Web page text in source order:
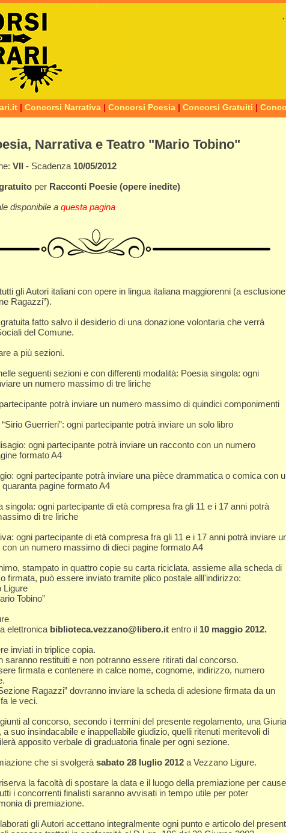
| Concorsi Narrativa | Concorsi Poesia | Concorsi Gratuiti |
Narrativa e Teatro "Mario Tobino"
VII - Scadenza 10/05/2012
per Racconti Poesie (opere inedite)
disponibile a questa pagina
gli Autori italiani con opere in lingua italiana maggiorenni (a esclusione
Ragazzi”).
fatto salvo il desiderio di una donazione volontaria che verrà
del Comune.
a più sezioni.
seguenti sezioni e con differenti modalità: Poesia singola: ogni
un numero massimo di tre liriche
potrà inviare un numero massimo di quindici componimenti
Guerrieri”: ogni partecipante potrà inviare un solo libro
ogni partecipante potrà inviare un racconto con un numero
formato A4
ogni partecipante potrà inviare una pièce drammatica o comica con
pagine formato A4
singola: ogni partecipante di età compresa fra gli 11 e i 17 anni potrà
di tre liriche
ogni partecipante di età compresa fra gli 11 e i 17 anni potrà inviare
un numero massimo di dieci pagine formato A4
stampato in quattro copie su carta riciclata, assieme alla scheda di
firmata, può essere inviato tramite plico postale alll'indirizzo:
Ligure
Tobino”
elettronica biblioteca.vezzano@libero.it entro il 10 maggio 2012.
inviati in triplice copia.
saranno restituiti e non potranno essere ritirati dal concorso.
firmata e contenere in calce nome, cognome, indirizzo, numero
Ragazzi” dovranno inviare la scheda di adesione firmata da un
le veci.
al concorso, secondo i termini del presente regolamento, una Giuria
suo insindacabile e inappellabile giudizio, quelli ritenuti meritevoli di
apposito verbale di graduatoria finale per ogni sezione.
che si svolgeràsabato 28 luglio 2012 a Vezzano Ligure.
la facoltà di spostare la data e il luogo della premiazione per cause
i concorrenti finalisti saranno avvisati in tempo utile per poter
di premiazione.
gli Autori accettano integralmente ogni punto e articolo del